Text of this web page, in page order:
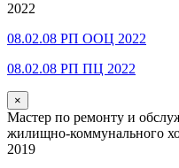
2022
08.02.08 РП ООЦ 2022
08.02.08 РП ПЦ 2022
×
Мастер по ремонту и
жилищно-коммунального
2019